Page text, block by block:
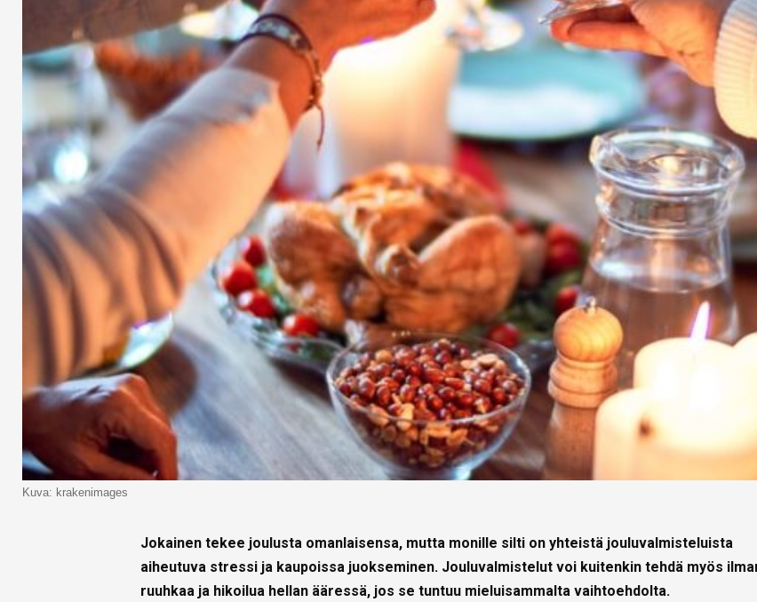
Kuva: krakenimages
Jokainen tekee joulusta omanlaisensa, mutta monille silti on yhteistä jouluvalmisteluista
aiheutuva stressi ja kaupoissa juokseminen. Jouluvalmistelut voi kuitenkin tehdä myös
ruuhkaa ja hikoilua hellan ääressä, jos se tuntuu mieluisammalta vaihtoehdolta.